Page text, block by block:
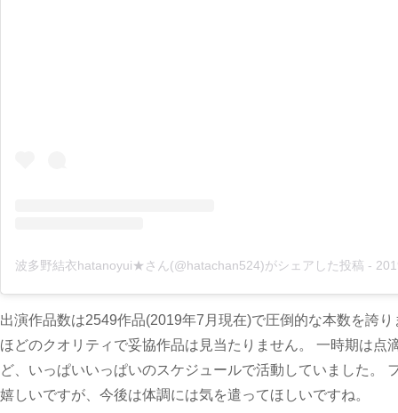
波多野結衣hatanoyui★さん(@hatachan524)がシェアした投稿 - 2019年
出演作品数は2549作品(2019年7月現在)で圧倒的な本数を誇
ほどのクオリティで妥協作品は見当たりません。 一時期は点
ど、いっぱいいっぱいのスケジュールで活動していました。
嬉しいですが、今後は体調には気を遣ってほしいですね。